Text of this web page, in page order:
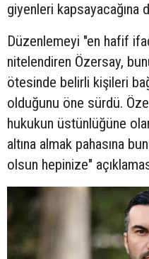
giyenleri kapsayacağına
Düzenlemeyi "en hafif
nitelendiren Özersay,
ötesinde belirli kişileri
olduğunu öne sürdü.
hukukun üstünlüğüne olan
altına almak pahasına
olsun hepinize"